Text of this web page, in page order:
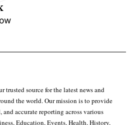
trusted source for the latest news and
the world. Our mission is to provide
and accurate reporting across various
Education, Events, Health, History,